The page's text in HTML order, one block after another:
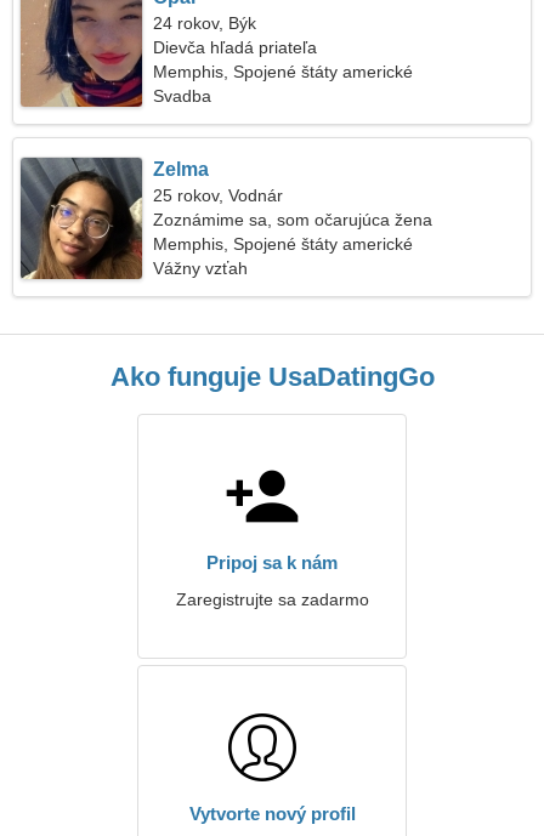
24 rokov, Býk
Dievča hľadá priateľa
Memphis, Spojené štáty americké
Svadba
Zelma
25 rokov, Vodnár
Zoznámime sa, som očarujúca žena
Memphis, Spojené štáty americké
Vážny vzťah
Ako funguje UsaDatingGo
Pripoj sa k nám
Zaregistrujte sa zadarmo
Vytvorte nový profil